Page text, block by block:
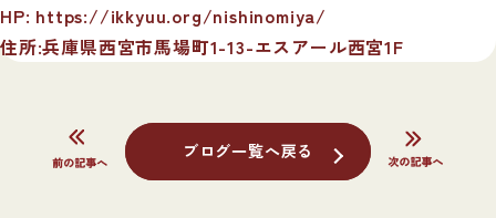
HP: https://ikkyuu.org/nishinomiya/
住所:兵庫県西宮市馬場町1-13-エスアール西宮1F
ブログ一覧へ戻る